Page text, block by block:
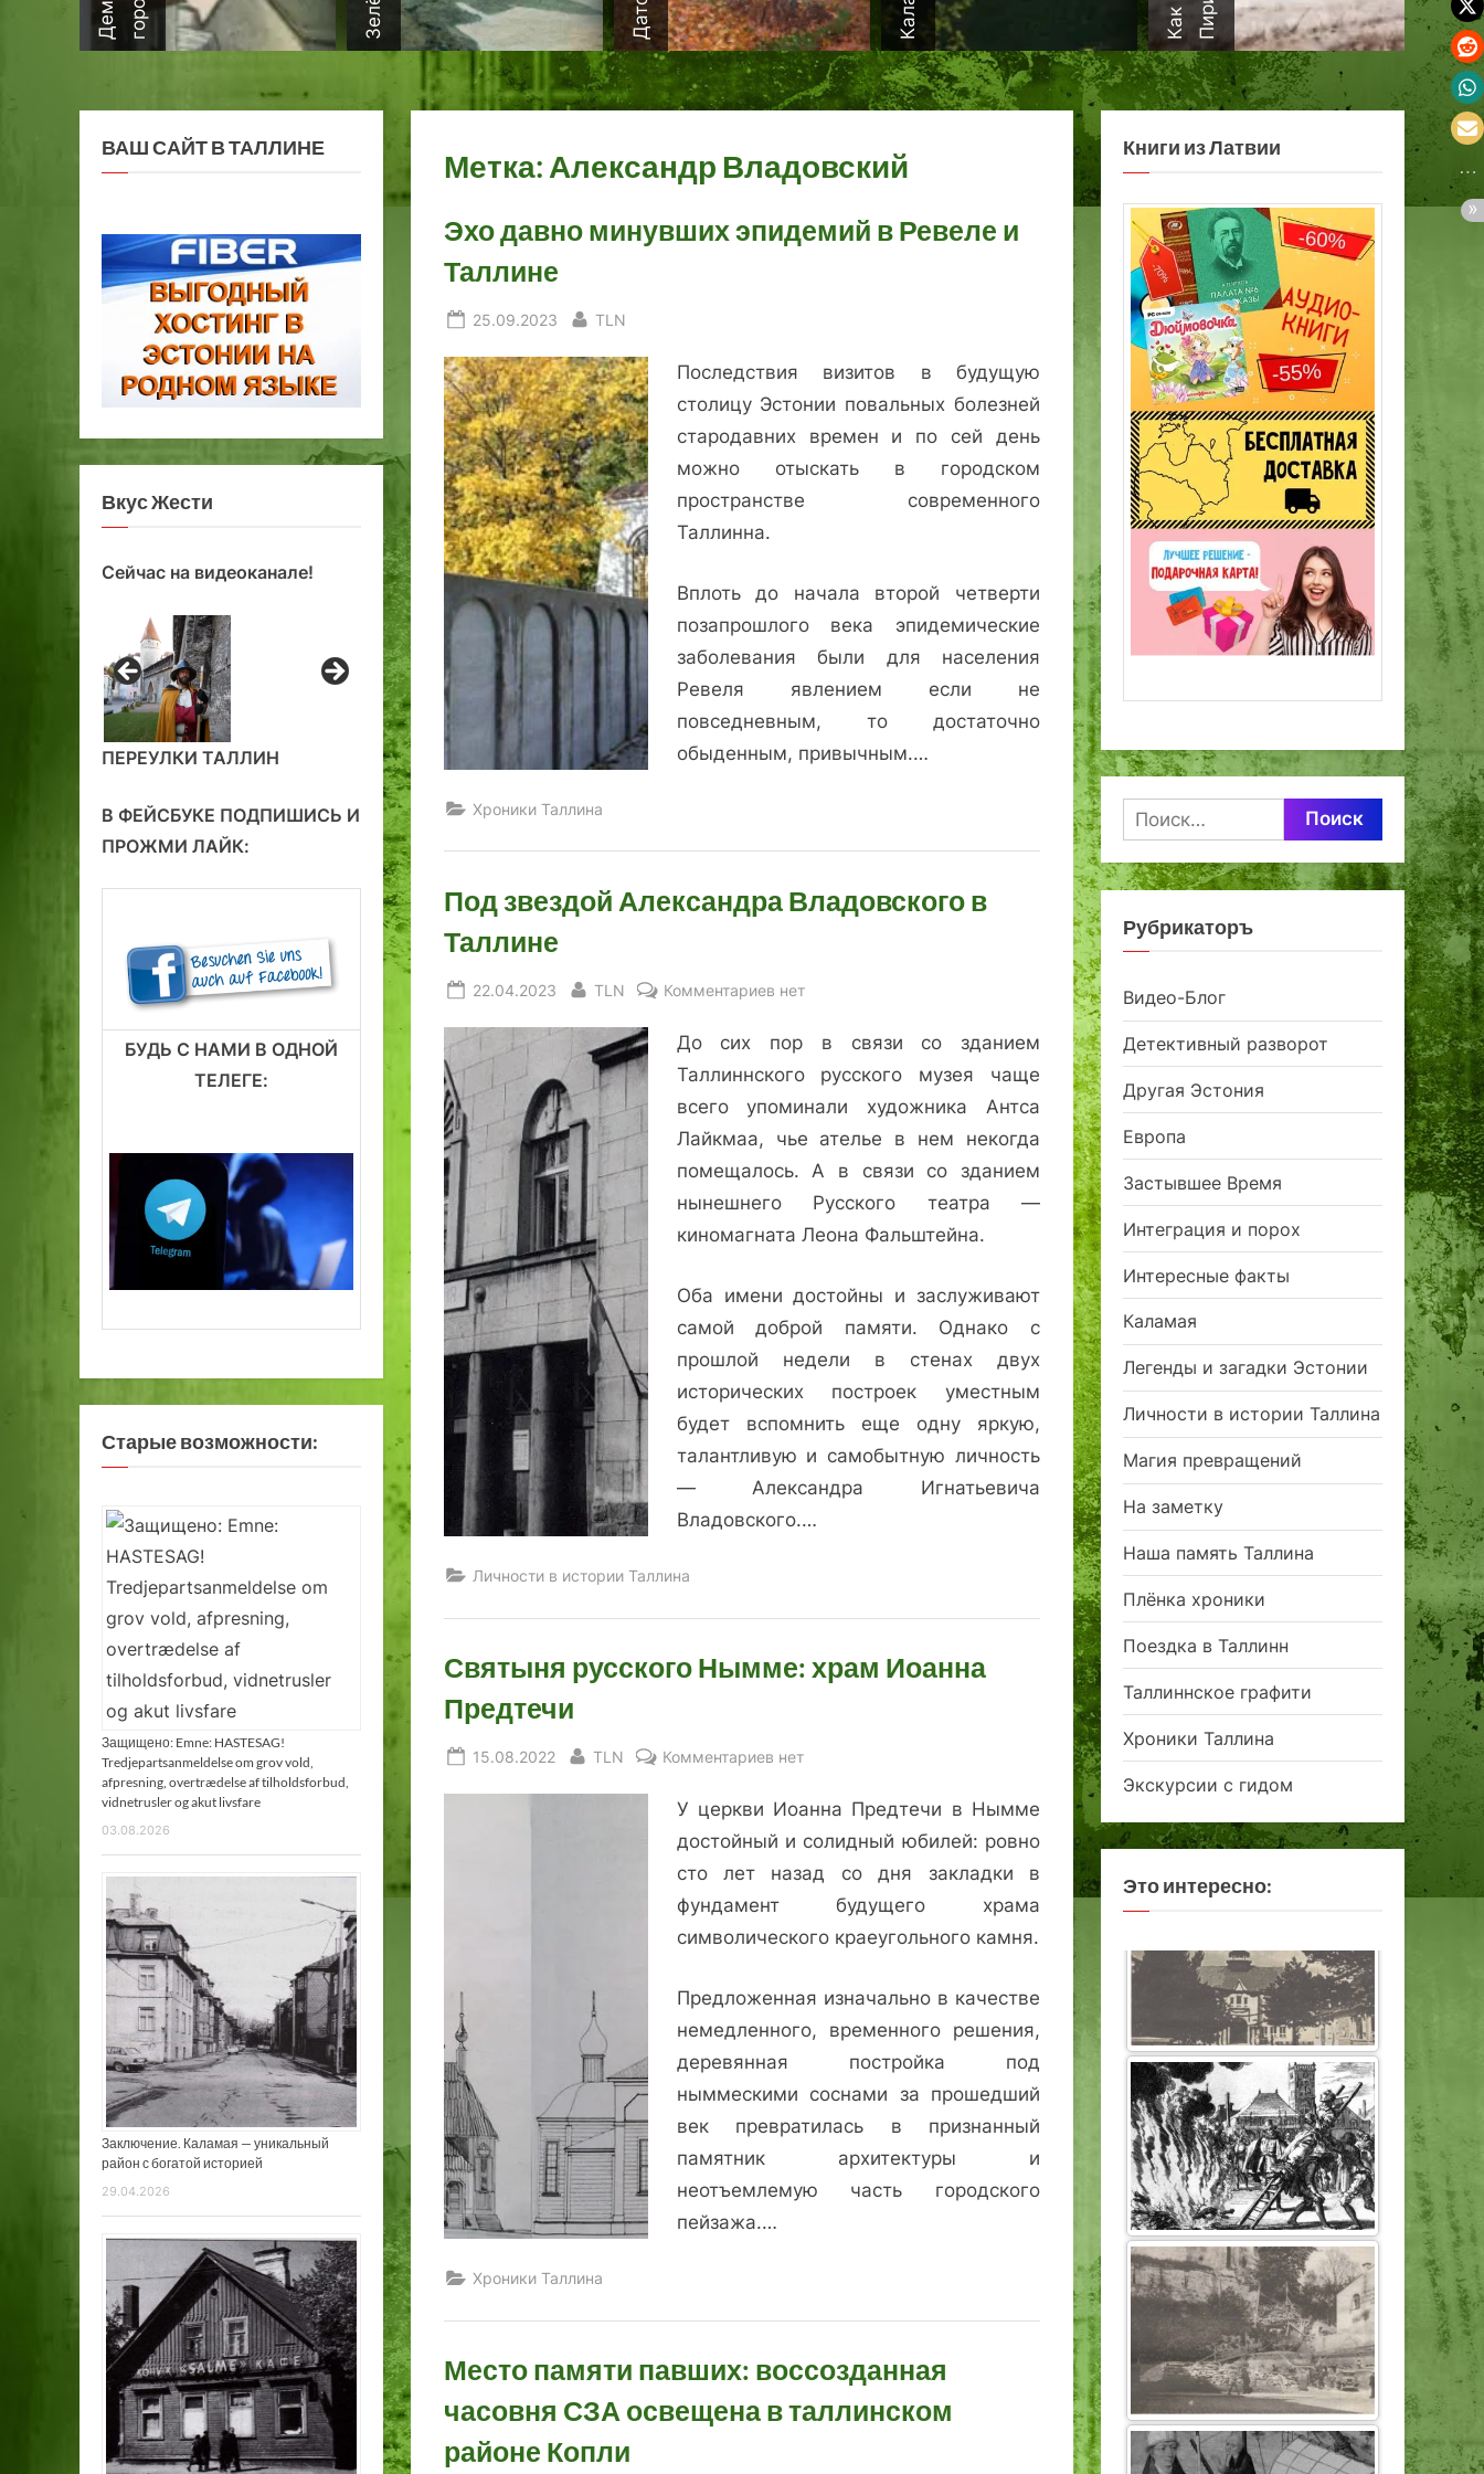
Метка: Александр Владовский
Эхо давно минувших эпидемий в Ревеле и
Таллине
Posted
25.09.2023 By
TLN
Последствия визитов в будущую
столицу Эстонии повальных болезней
стародавних времен и по сей день
можно отыскать в городском
пространстве современного
Таллинна.
Вплоть до начала второй четверти
позапрошлого века эпидемические
заболевания были для населения
Ревеля явлением если не
повседневным, то достаточно
обыденным, привычным.…
Хроники Таллина
Под звездой Александра Владовского в
Таллине
Posted
22.04.2023 By
TLN Комментариев к
Под
звездой
Александра
Таллине
нет
До сих пор в связи со зданием
Таллиннского русского музея чаще
всего упоминали художника Антса
Лайкмаа, чье ателье в нем некогда
помещалось. А в связи со зданием
нынешнего Русского театра —
киномагната Леона Фальштейна.
Оба имени достойны и заслуживают
самой доброй памяти. Однако с
прошлой недели в стенах двух
исторических построек уместным
будет вспомнить еще одну яркую,
талантливую и самобытную личность
— Александра Игнатьевича
Владовского.…
Личности в истории Таллина
Святыня русского Нымме: храм Иоанна
Предтечи
Posted
15.08.2022 By
TLN Комментариев к
Святыня
русского
Нымме:
Предтечи
нет
У церкви Иоанна Предтечи в Нымме
достойный и солидный юбилей: ровно
сто лет назад со дня закладки в
фундамент будущего храма
символического краеугольного камня.
Предложенная изначально в качестве
немедленного, временного решения,
деревянная постройка под
ныммескими соснами за прошедший
век превратилась в признанный
памятник архитектуры и
неотъемлемую часть городского
пейзажа.…
Хроники Таллина
Место памяти павших: воссозданная
часовня СЗА освещена в таллинском
районе Копли
ВАШ САЙТ В ТАЛЛИНЕ
Вкус Жести
Сейчас на видеоканале!
ПЕРЕУЛКИ ТАЛЛИН
В ФЕЙСБУКЕ ПОДПИШИСЬ И
ПРОЖМИ ЛАЙК:
БУДЬ С НАМИ В ОДНОЙ
ТЕЛЕГЕ:
Старые возможности:
Защищено: Emne: HASTESAG!
Tredjepartsanmeldelse om grov vold,
afpresning, overtrædelse af tilholdsforbud,
vidnetrusler og akut livsfare
03.08.2026
Заключение. Каламая — уникальный
район с богатой историей
29.04.2026
Книги из Латвии
Найти:
Рубрикаторъ
Видео-Блог
Детективный разворот
Другая Эстония
Европа
Застывшее Время
Интеграция и порох
Интересные факты
Каламая
Легенды и загадки Эстонии
Личности в истории Таллина
Магия превращений
На заметку
Наша память Таллина
Плёнка хроники
Поездка в Таллинн
Таллиннское графити
Хроники Таллина
Экскурсии с гидом
Это интересно: